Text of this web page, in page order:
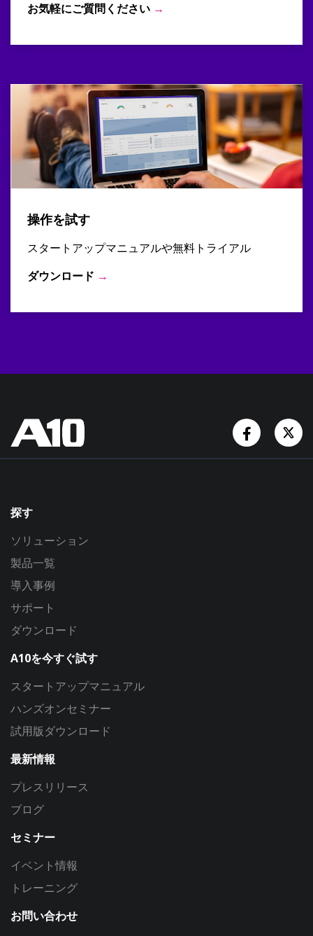
お気軽にご質問ください →
操作を試す
スタートアップマニュアルや無料トライアル
ダウンロード →
探す
ソリューション
製品一覧
導入事例
サポート
ダウンロード
A10を今すぐ試す
スタートアップマニュアル
ハンズオンセミナー
試用版ダウンロード
最新情報
プレスリリース
ブログ
セミナー
イベント情報
トレーニング
お問い合わせ